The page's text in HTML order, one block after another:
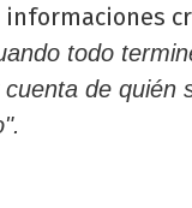
todo
de quién